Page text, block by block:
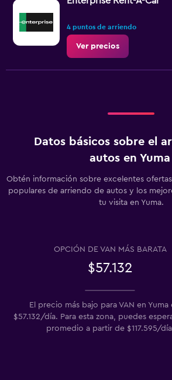
4 puntos de arriendo
Ver precios
Datos básicos sobre el
autos en Yuma
Obtén información sobre excelentes
populares de arriendo de autos y los
tu visita en Yuma.
OPCIÓN DE VAN MÁS BARATA
$57.132
El precio más bajo para VAN en Yuma
$57.132/día. Para esta zona, puedes
promedio a partir de $117.595/